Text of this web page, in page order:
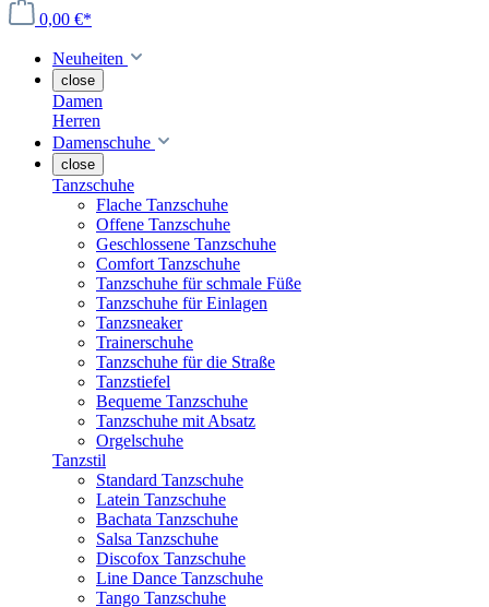
0,00 €*
Neuheiten
close
Damen
Herren
Damenschuhe
close
Tanzschuhe
Flache Tanzschuhe
Offene Tanzschuhe
Geschlossene Tanzschuhe
Comfort Tanzschuhe
Tanzschuhe für schmale Füße
Tanzschuhe für Einlagen
Tanzsneaker
Trainerschuhe
Tanzschuhe für die Straße
Tanzstiefel
Bequeme Tanzschuhe
Tanzschuhe mit Absatz
Orgelschuhe
Tanzstil
Standard Tanzschuhe
Latein Tanzschuhe
Bachata Tanzschuhe
Salsa Tanzschuhe
Discofox Tanzschuhe
Line Dance Tanzschuhe
Tango Tanzschuhe